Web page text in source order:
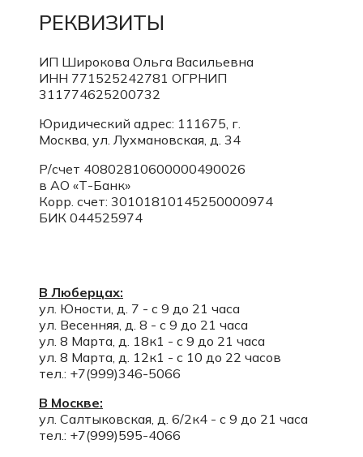
РЕКВИЗИТЫ
ИП Широкова Ольга Васильевна
ИНН 771525242781 ОГРНИП
311774625200732
Юридический адрес: 111675, г.
Москва, ул. Лухмановская, д. 34
Р/счет 40802810600000490026
в АО «Т-Банк»
Корр. счет: 30101810145250000974
БИК 044525974
В Люберцах:
ул. Юности, д. 7 - с 9 до 21 часа
ул. Весенняя, д. 8 - с 9 до 21 часа
ул. 8 Марта, д. 18к1 - с 9 до 21 часа
ул. 8 Марта, д. 12к1 - с 10 до 22 часов
тел.: +7(999)346-5066
В Москве:
ул. Салтыковская, д. 6/2к4 - с 9 до 21 часа
тел.: +7(999)595-4066